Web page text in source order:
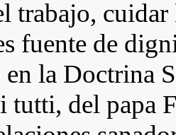
trabajo,
fuente de
la Doctrina
tutti, del papa